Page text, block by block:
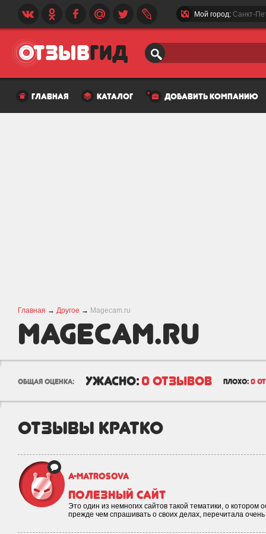
Мой город: Санкт-
главная каталог добавить компанию
Главная → Другое → Magecam.ru
Magecam.ru
общая оценка: ужасно: 0 отзывов плохо: 0
отзывы кратко
a-matrosova
Полезный сайт
Это один из немногих сайтов такой тематики, о котором
прежде чем спрашивать о своих делах, перечитала очень